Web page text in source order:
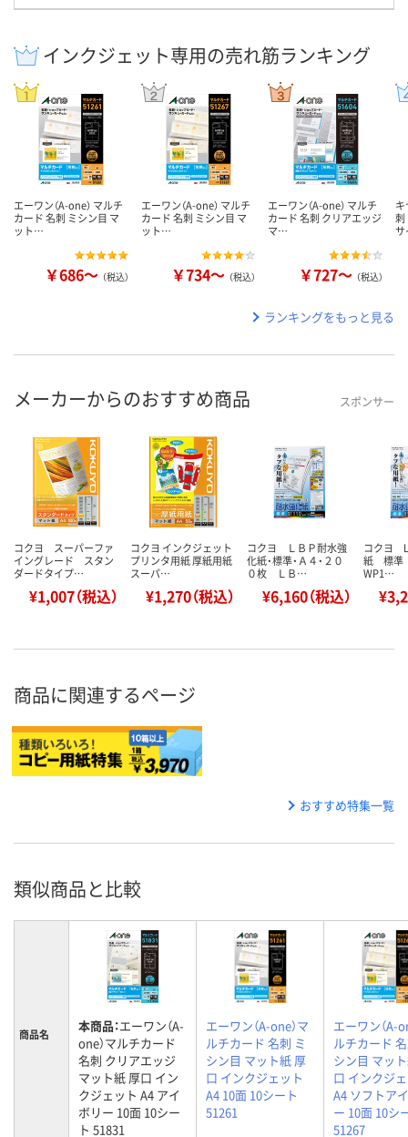
インクジェット専用の売れ筋ランキング
エーワン（A-one） マルチ
カード 名刺 ミシン目 マ
ット…
￥686～ （税込）
エーワン（A-one） マルチ
カード 名刺 ミシン目 マ
ット…
￥734～ （税込）
エーワン（A-one） マルチ
カード 名刺 クリアエッジ
マ…
￥727～ （税込）
刺
ランキングをもっと見る
メーカーからのおすすめ商品 スポンサー
コクヨ スーパーファ
イングレード スタン
ダードタイプ…
¥1,007（税込）
コクヨ インクジェット
プリンタ用紙 厚紙用紙
スーパ…
¥1,270（税込）
コクヨ ＬＢＰ耐水強
化紙・標準・Ａ４・２０
０枚 ＬＢ…
¥6,160（税込）
コクヨ
紙 標
WP1…
商品に関連するページ
おすすめ特集一覧
類似商品と比較
商品名 本商品：エーワン（A-
one）マルチカード
名刺 クリアエッジ
マット紙 厚口 イン
クジェット A4 アイ
ボリー 10面 10シー
ト 51831
エーワン（A-one）マ
ルチカード 名刺 ミ
シン目 マット紙 厚
口 インクジェット
A4 10面 10シート
51261
エーワン（A-
ルチカード
シン目 マッ
口 インクジ
A4 ソフトア
ー 10面 10シ
51267